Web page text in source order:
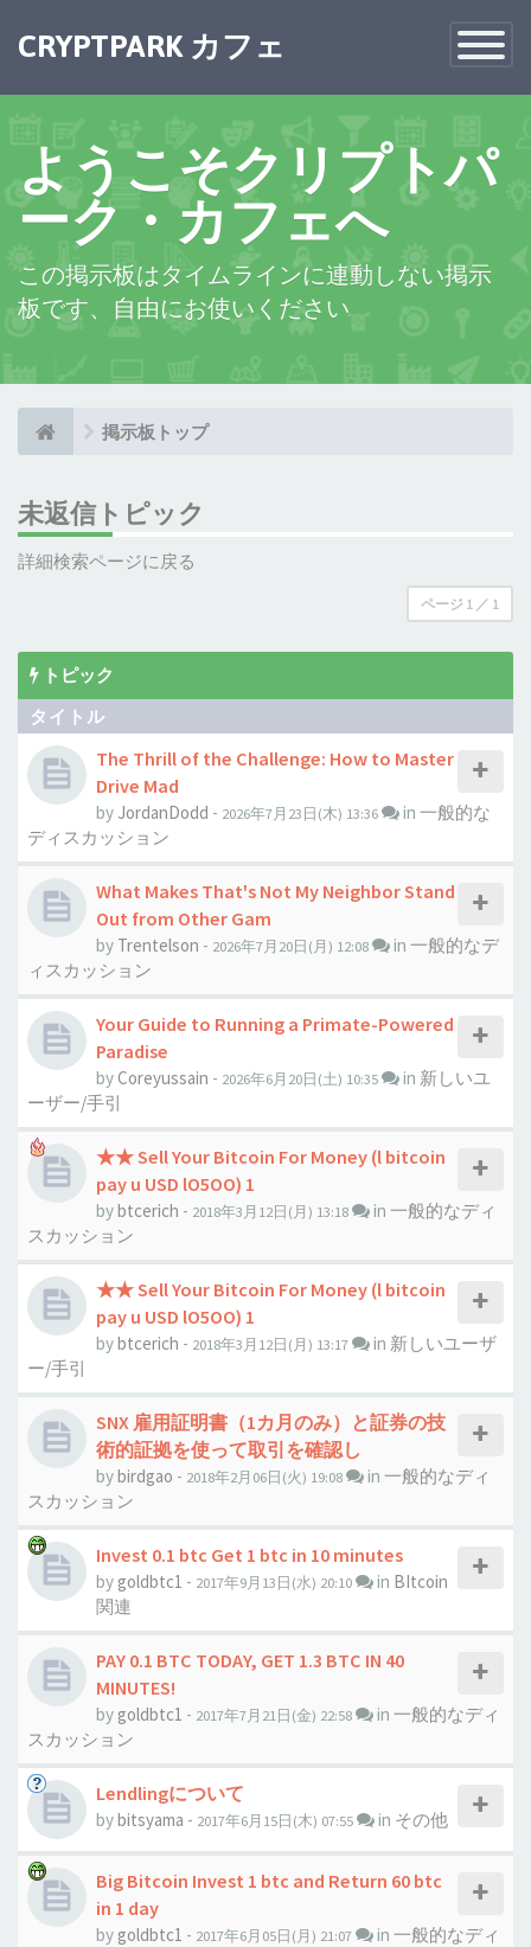
Toggle
CRYPTPARK カフェ ×
ようこそクリプトパ
ーク・カフェへ
この掲示板はタイムラインに連動しない掲示
板です、自由にお使いください
掲示板トップ
未返信トピック
詳細検索ページに戻る
ページ 1 ／ 1
トピック
タイトル
The Thrill of the Challenge: How to Master
Drive Mad
by JordanDodd - 2026年7月23日(木) 13:36 in 一般的な
ディスカッション
What Makes That's Not My Neighbor Stand
Out from Other Gam
by Trentelson - 2026年7月20日(月) 12:08 in 一般的なデ
ィスカッション
Your Guide to Running a Primate-Powered
Paradise
byCoreyussain - 2026年6月20日(土) 10:35 in 新しいユ
ーザー/手引
★★ Sell Your Bitcoin For Money (l bitcoin
pay u USD lO5OO) 1
bybtcerich - 2018年3月12日(月) 13:18 in 一般的なディ
スカッション
★★ Sell Your Bitcoin For Money (l bitcoin
pay u USD lO5OO) 1
bybtcerich - 2018年3月12日(月) 13:17 in 新しいユーザ
ー/手引
SNX 雇用証明書（1カ月のみ）と証券の技
術的証拠を使って取引を確認し
bybirdgao - 2018年2月06日(火) 19:08 in 一般的なディ
スカッション
Invest 0.1 btc Get 1 btc in 10 minutes
by goldbtc1 - 2017年9月13日(水) 20:10 in BItcoin
関連
PAY 0.1 BTC TODAY, GET 1.3 BTC IN 40
MINUTES!
by goldbtc1 - 2017年7月21日(金) 22:58 in 一般的なディ
スカッション
Lendlingについて
bybitsyama - 2017年6月15日(木) 07:55 in その他
Big Bitcoin Invest 1 btc and Return 60 btc
in 1 day
by goldbtc1 - 2017年6月05日(月) 21:07 in 一般的なディ